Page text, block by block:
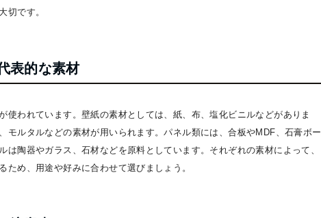
切です。
表的な素材
使われています。壁紙の素材としては、紙、布、塩化ビニルなどがありま
モルタルなどの素材が用いられます。パネル類には、合板やMDF、石膏ボー
は陶器やガラス、石材などを原料としています。それぞれの素材によって、
ため、用途や好みに合わせて選びましょう。